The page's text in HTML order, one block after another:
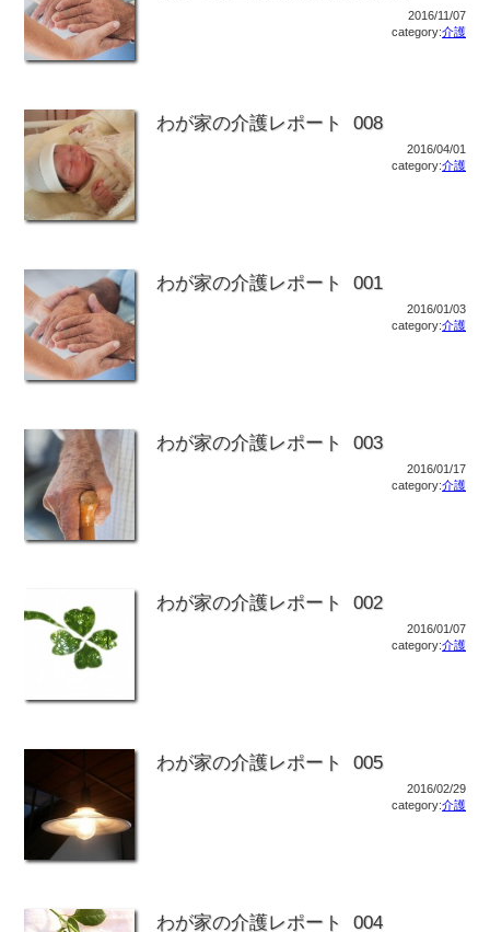
2016/11/07
category:介護
わが家の介護レポート 008
2016/04/01
category:介護
わが家の介護レポート 001
2016/01/03
category:介護
わが家の介護レポート 003
2016/01/17
category:介護
わが家の介護レポート 002
2016/01/07
category:介護
わが家の介護レポート 005
2016/02/29
category:介護
わが家の介護レポート 004